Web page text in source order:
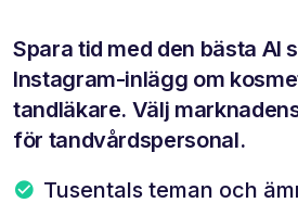
Spara tid med den bästa AI
Instagram-inlägg om
tandläkare. Välj
för tandvårdspersonal.
Tusentals teman och